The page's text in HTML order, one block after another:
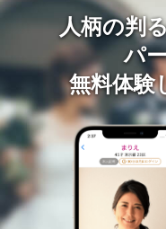
人柄の判
パ
無料体験